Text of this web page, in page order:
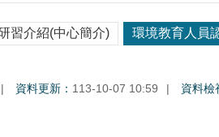
習介紹(中心簡介) 環境教育人員
資料更新： 113-10-07 10:59 資料檢